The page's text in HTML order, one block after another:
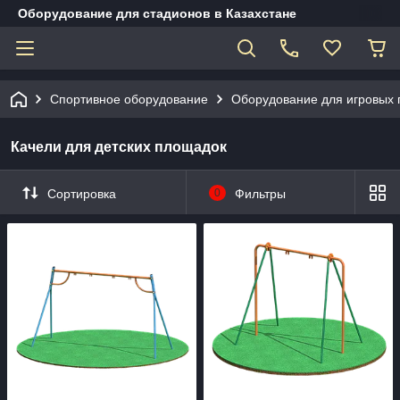
Оборудование для стадионов в Казахстане
Спортивное оборудование Оборудование для игровых
Качели для детских площадок
Сортировка 0 Фильтры